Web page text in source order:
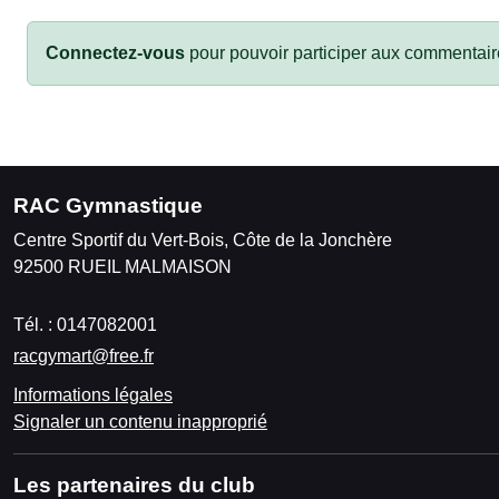
Connectez-vous pour pouvoir participer aux
RAC Gymnastique
Centre Sportif du Vert-Bois, Côte de la Jonchère
92500 RUEIL MALMAISON
Tél. : 0147082001
racgymart@free.fr
Informations légales
Signaler un contenu inapproprié
Les partenaires du club